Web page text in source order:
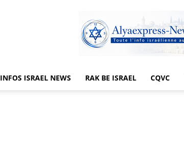
INFOS ISRAEL NEWS RAK BE ISRAEL CQVC